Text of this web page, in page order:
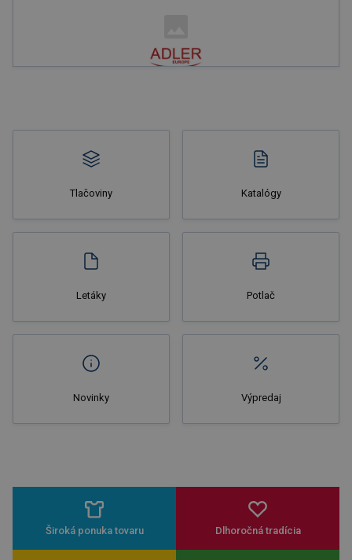
Tlačoviny Katalógy
Letáky Potlač
Novinky Výpredaj
Široká ponuka tovaru Dlhoročná tradícia